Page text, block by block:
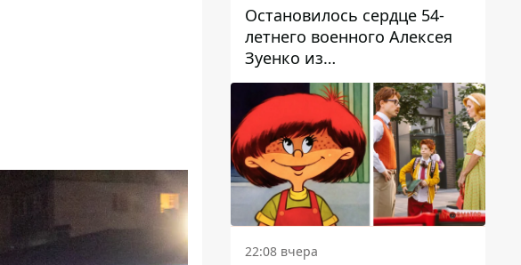
Остановилось сердце 54-
летнего военного Алексея
Зуенко из
Днепропетровской области
22:08 вчера